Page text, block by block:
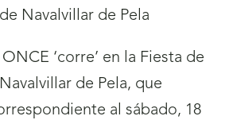
‘corre’ en la Fiesta de
de Pela, que
al sábado, 18